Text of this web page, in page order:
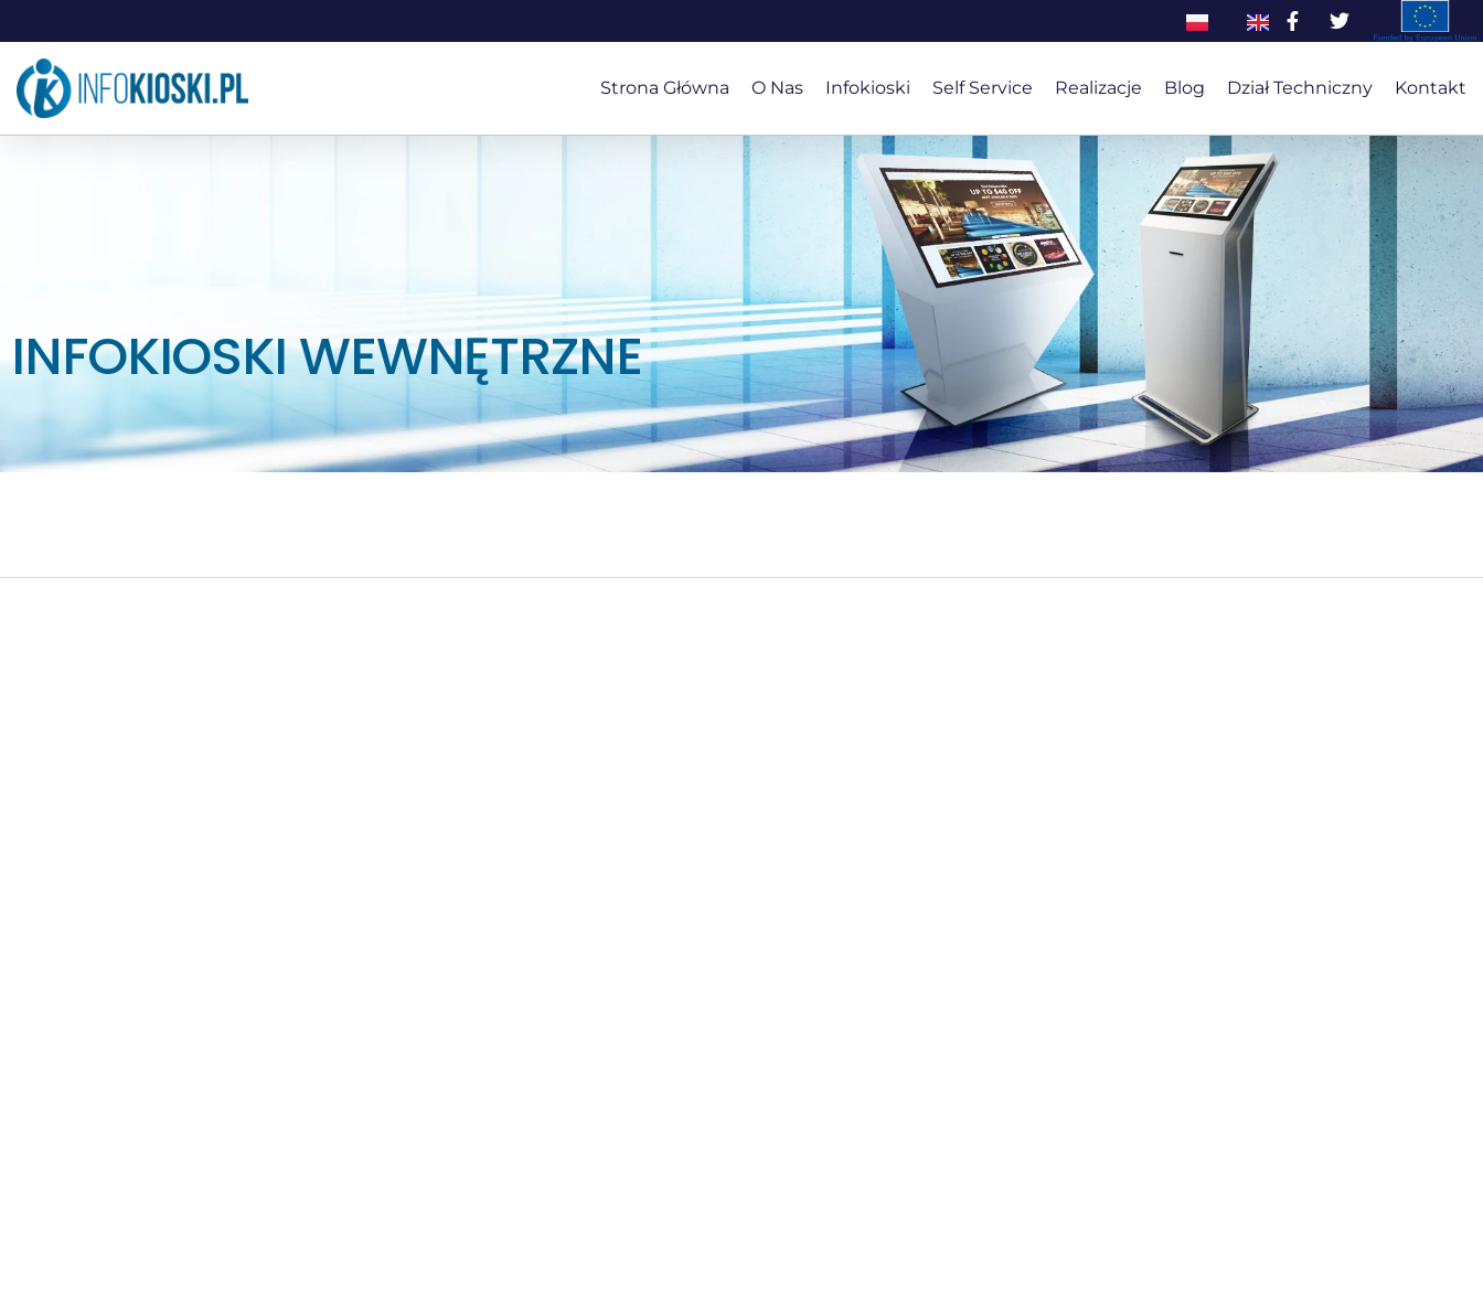
Strona Główna O Nas Infokioski Self Service Realizacje Blog Dział Techniczny Kontakt
INFOKIOSKI WEWNĘTRZNE